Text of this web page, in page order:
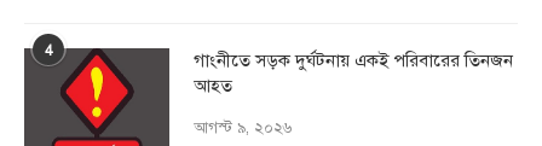
4
গাংনীতে সড়ক দুর্ঘটনায় একই পরিবারের তিনজন
আহত
আগস্ট ৯, ২০২৬